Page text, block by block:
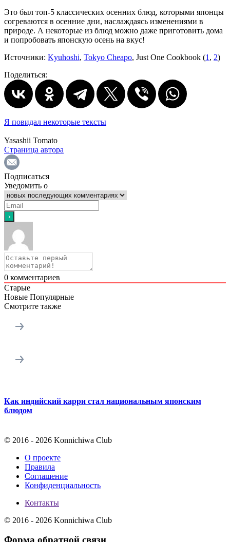
Это был топ-5 классических осенних блюд, которыми японцы
согреваются в осенние дни, наслаждаясь изменениями в
природе. А некоторые из блюд можно даже приготовить дома
и попробовать японскую осень на вкус!
Источники: Kyuhoshi, Tokyo Cheapo, Just One Cookbook (1 , 2)
Поделиться:
Я повидал некоторые тексты
Yasashii Tomato
Страница автора
Подписаться
Уведомить о
0 комментариев
Старые
Новые Популярные
Смотрите также
Как индийский карри стал национальным японским
блюдом
© 2016 - 2026 Konnichiwa Club
О проекте
Правила
Соглашение
Конфиденциальность
Контакты
© 2016 - 2026 Konnichiwa Club